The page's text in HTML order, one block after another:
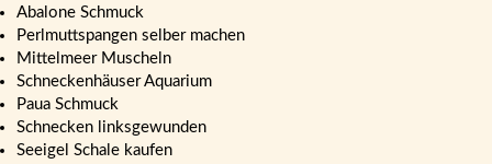
Abalone Schmuck
Perlmuttspangen selber machen
Mittelmeer Muscheln
Schneckenhäuser Aquarium
Paua Schmuck
Schnecken linksgewunden
Seeigel Schale kaufen